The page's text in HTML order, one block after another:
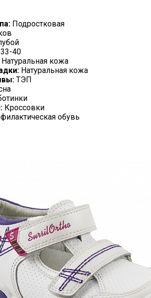
Подростковая
33-40
Натуральная кожа
Натуральная кожа
ТЭП
Кроссовки
обувь